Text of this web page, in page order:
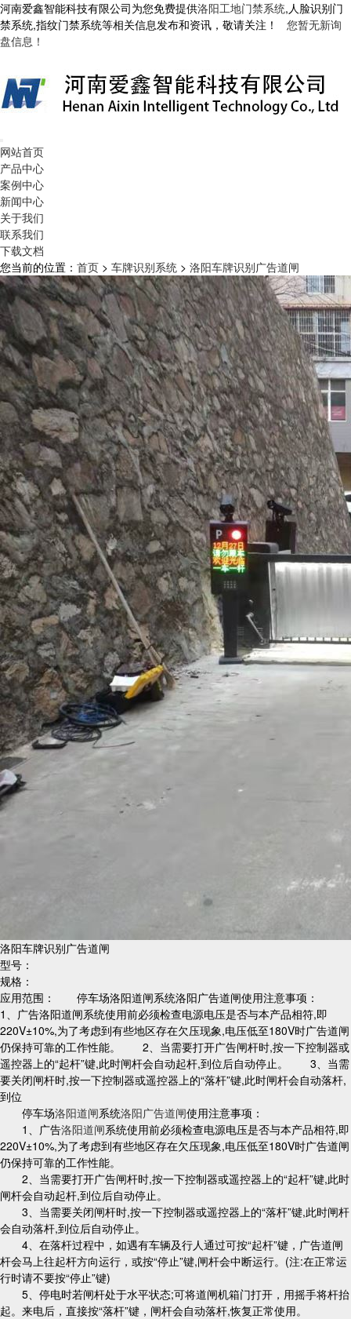
河南爱鑫智能科技有限公司为您免费提供洛阳工地门禁系统,人脸识别门
禁系统,指纹门禁系统等相关信息发布和资讯，敬请关注！ 您暂无新询
盘信息！
网站首页
产品中心
案例中心
新闻中心
关于我们
联系我们
下载文档
您当前的位置： 首页 > 车牌识别系统 > 洛阳车牌识别广告道闸
洛阳车牌识别广告道闸
型号：
规格：
应用范围： 停车场洛阳道闸系统洛阳广告道闸使用注意事项：
1、广告洛阳道闸系统使用前必须检查电源电压是否与本产品相符,即
220V±10%,为了考虑到有些地区存在欠压现象,电压低至180V时广告道闸
仍保持可靠的工作性能。 2、当需要打开广告闸杆时,按一下控制器或
遥控器上的“起杆”键,此时闸杆会自动起杆,到位后自动停止。 3、当需
要关闭闸杆时,按一下控制器或遥控器上的“落杆”键,此时闸杆会自动落杆,
到位
停车场洛阳道闸系统洛阳广告道闸使用注意事项：
1、广告洛阳道闸系统使用前必须检查电源电压是否与本产品相符,即
220V±10%,为了考虑到有些地区存在欠压现象,电压低至180V时广告道闸
仍保持可靠的工作性能。
2、当需要打开广告闸杆时,按一下控制器或遥控器上的“起杆”键,此时
闸杆会自动起杆,到位后自动停止。
3、当需要关闭闸杆时,按一下控制器或遥控器上的“落杆”键,此时闸杆
会自动落杆,到位后自动停止。
4、在落杆过程中，如遇有车辆及行人通过可按“起杆”键，广告道闸
杆会马上往起杆方向运行，或按“停止”键,闸杆会中断运行。(注:在正常运
行时请不要按“停止”键)
5、停电时若闸杆处于水平状态;可将道闸机箱门打开，用摇手将杆抬
起。来电后，直接按“落杆”键，闸杆会自动落杆,恢复正常使用。